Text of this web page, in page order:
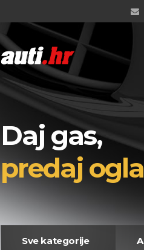
Daj gas,
predaj
Sve kategorije